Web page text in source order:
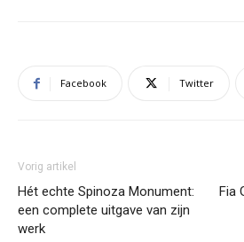
Facebook Twitter
Vorig artikel
Hét echte Spinoza Monument:
een complete uitgave van zijn
werk
Fia